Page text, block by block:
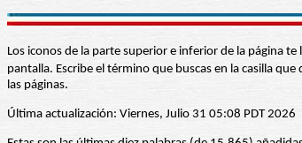
Los iconos de la parte superior e inferior de la página
pantalla. Escribe el término que buscas en la casilla
las páginas.
Última actualización: Viernes, Julio 31 05:08 PDT 2026